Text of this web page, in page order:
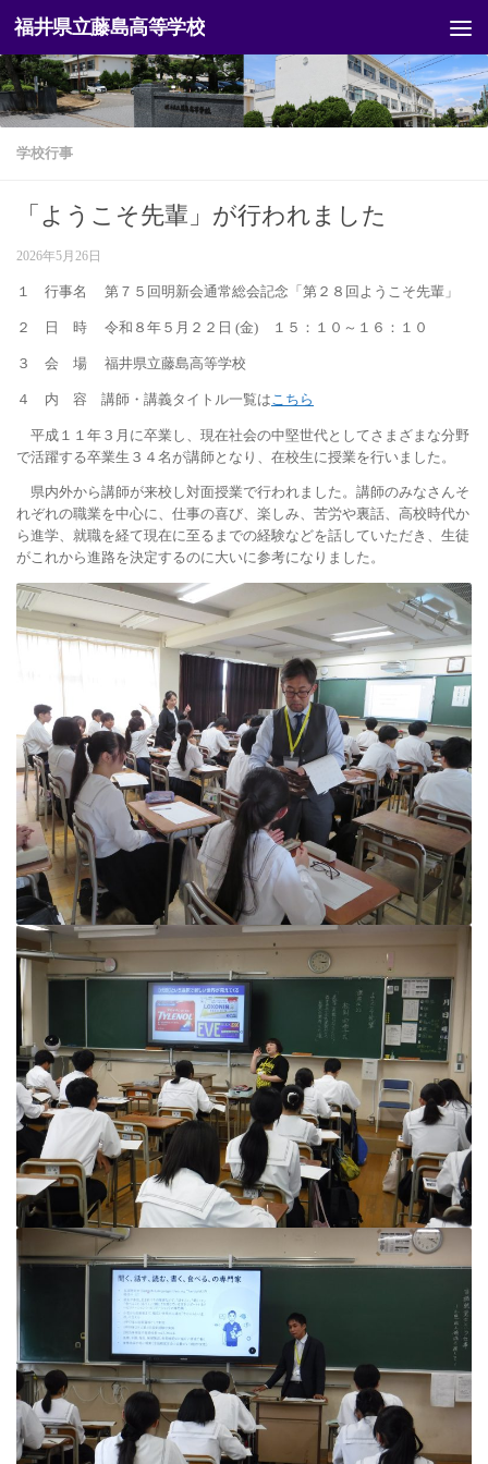
コンテンツへスキップ
福井県立藤島高等学校
学校行事
「ようこそ先輩」が行われました
2026年5月26日
１ 行事名 第７５回明新会通常総会記念「第２８回ようこそ先輩」
２ 日 時 令和８年５月２２日 (金) １５：１０～１６：１０
３ 会 場 福井県立藤島高等学校
４ 内 容 講師・講義タイトル一覧は こちら
平成１１年３月に卒業し、現在社会の中堅世代としてさまざまな分野
で活躍する卒業生３４名が講師となり、在校生に授業を行いました。
県内外から講師が来校し対面授業で行われました。講師のみなさんそ
れぞれの職業を中心に、仕事の喜び、楽しみ、苦労や裏話、高校時代か
ら進学、就職を経て現在に至るまでの経験などを話していただき、生徒
がこれから進路を決定するのに大いに参考になりました。